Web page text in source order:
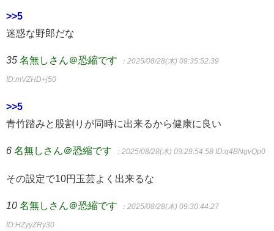
>>5
迷惑な野郎だな
35 名無しさん＠恐縮です ：2025/08/28(木) 09:35:52.39
ID:mVZHD+j50
>>5
青竹踏みと股割りが同時に出来るから健康に良い
6 名無しさん＠恐縮です ：2025/08/28(木) 09:29:54.58 ID:q4BNgvQp0
その設定で10円玉芸よく出来るな
10 名無しさん＠恐縮です ：2025/08/28(木) 09:30:44.27
ID:HZyyZRy30